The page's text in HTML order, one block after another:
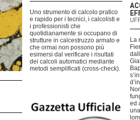
Uno strumento di calcolo pratico
e rapido per i tecnici, i calcolisti e
i professionisti che
quotidianamente si occupano di
strutture in calcestruzzo armato e
che ormai non possono più
esimersi dal verificare i risultati
dei calcoli automatici mediante
metodi semplificati (cross-check).
La
ed